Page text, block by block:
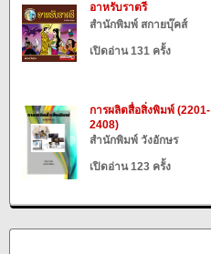
อาหรับราตรี
สำนักพิมพ์ สกายบุ๊คส์
เปิดอ่าน 131 ครั้ง
การผลิตสื่อสิ่งพิมพ์ (2201-
2408)
สำนักพิมพ์ วังอักษร
เปิดอ่าน 123 ครั้ง